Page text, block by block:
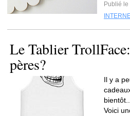
Publié
Le Tablier
pères?
Il y a
Voici